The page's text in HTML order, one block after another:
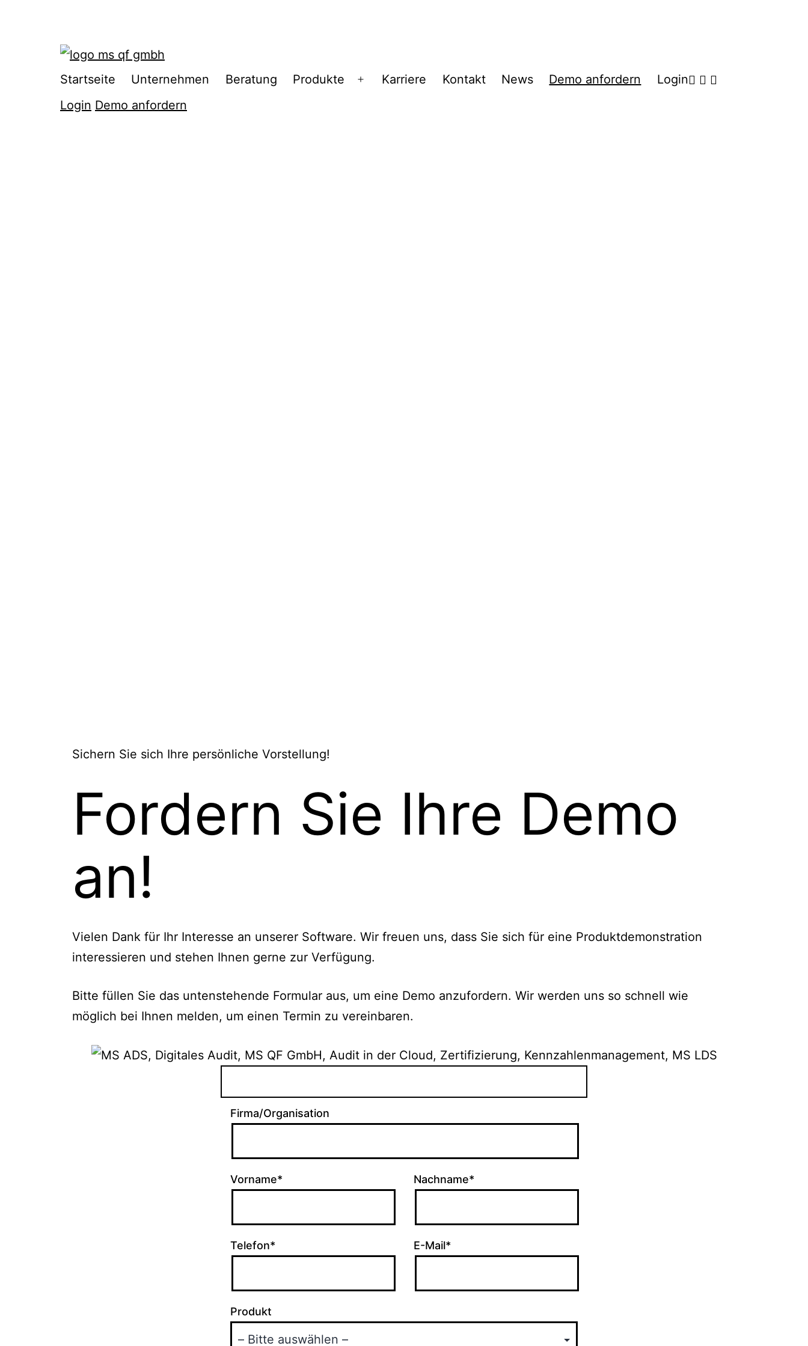
Startseite
Unternehmen Beratung Produkte
Menü
Karriere Kontakt News Demo anfordern
Login
Login Demo anfordern
Sichern Sie sich Ihre persönliche Vorstellung!
Fordern Sie Ihre Demo
an!
Vielen Dank für Ihr Interesse an unserer Software. Wir freuen uns, dass Sie sich für eine Produktdemonstration
interessieren und stehen Ihnen gerne zur Verfügung.
Bitte füllen Sie das untenstehende Formular aus, um eine Demo anzufordern. Wir werden uns so schnell wie
möglich bei Ihnen melden, um einen Termin zu vereinbaren.
Firma/Organisation
Vorname* Nachname*
Telefon* E-Mail*
Produkt